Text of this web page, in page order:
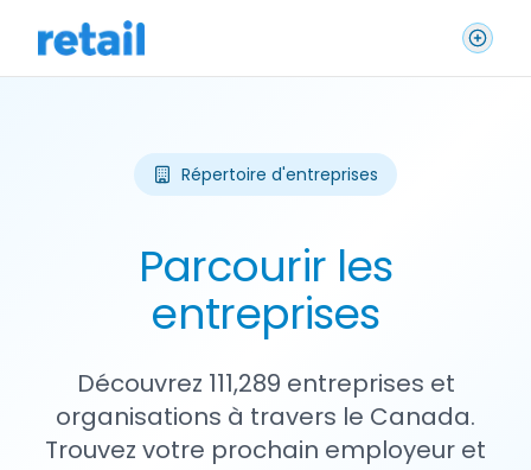
Répertoire d'entreprises
Parcourir les
entreprises
Découvrez 111,289 entreprises et
organisations à travers le Canada.
Trouvez votre prochain employeur et